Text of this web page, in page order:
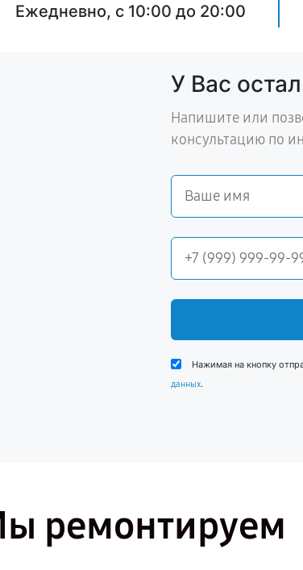
Ежедневно, с 10:00 до 20:00
У Вас
Напишите или
консультацию по
Нажимая на кнопку
данных.
ремонтируем